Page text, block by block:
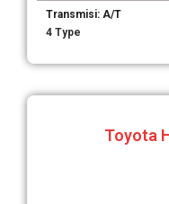
Transmisi: A/T
4 Type
Toyota